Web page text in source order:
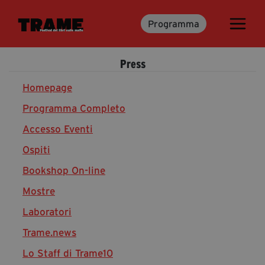
Programma
Trame.15
Libri
Media & Press
News & Kit
Accrediti Stampa
Cartella Stampa
Rassegna Stampa
Partecipa
Press
Homepage
Programma Completo
Accesso Eventi
Ospiti
Bookshop On-line
Mostre
Laboratori
Trame.news
Lo Staff di Trame10